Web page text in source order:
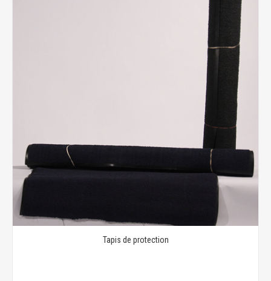
Tapis de protection